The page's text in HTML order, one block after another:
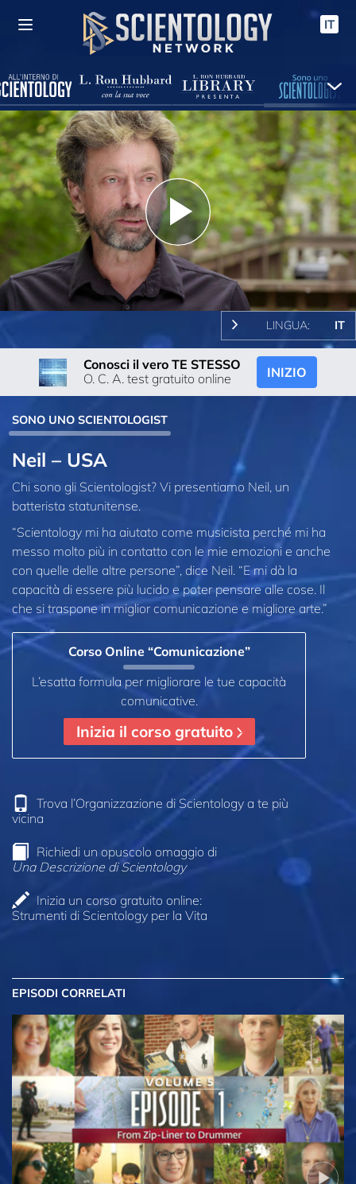
IT
Play
Video
LINGUA: IT
Conosci il vero TE STESSO
O. C. A. test gratuito online
INIZIO
SONO UNO SCIENTOLOGIST
Neil – USA
Chi sono gli Scientologist? Vi presentiamo Neil, un
batterista statunitense.
“Scientology mi ha aiutato come musicista perché mi ha
messo molto più in contatto con le mie emozioni e anche
con quelle delle altre persone”, dice Neil. “E mi dà la
capacità di essere più lucido e poter pensare alle cose. Il
che si traspone in miglior comunicazione e migliore arte.”
Corso Online “Comunicazione”
L’esatta formula per migliorare le tue capacità
comunicative.
Inizia il corso gratuito
Trova l’Organizzazione di Scientology a te più
vicina
Richiedi un opuscolo omaggio di
Una Descrizione di Scientology
Inizia un corso gratuito online:
Strumenti di Scientology per la Vita
EPISODI CORRELATI